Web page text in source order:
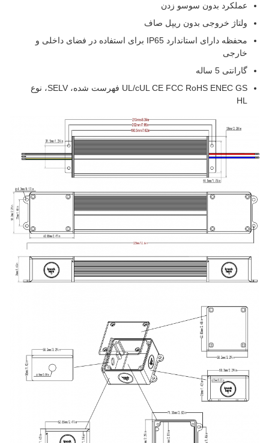
عملکرد بدون سوسو زدن
ولتاژ خروجی بدون ریپل صاف
محفظه دارای استاندارد IP65 برای استفاده در فضای داخلی و
خارجی
گارانتی 5 ساله
UL/cUL CE FCC RoHS ENEC GS فهرست شده، SELV، نوع
HL